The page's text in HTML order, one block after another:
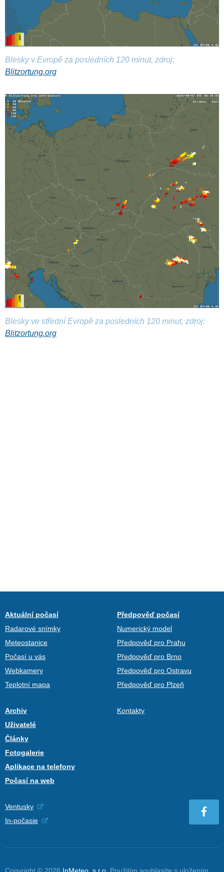
Blesky v Evropě za posledních 120 minut, zdroj:
Blitzortung.org
Blesky ve střední Evropě za posledních 120 minut, zdroj:
Blitzortung.org
Aktuální počasí
Radarové snímky
Meteostanice
Počasí u vás
Webkamery
Teplotní mapa
Předpověď počasí
Numerický model
Předpověď pro Prahu
Předpověď pro Brno
Předpověď pro Ostravu
Předpověď pro Plzeň
Archiv
Uživatelé
Články
Fotogalerie
Aplikace na telefony
Počasí na web
Kontakty
Ventusky
In-počasie
Copyright © 2026 InMeteo, s.r.o. Použitím souhlasíte s uložením